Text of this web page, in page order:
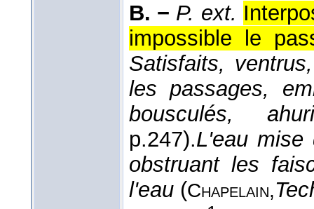
B. − P. ext.
impossible le
Satisfaits,
les passages,
bousculés,
p.247).L'eau mise
obstruant les
l'eau (Chapelain,